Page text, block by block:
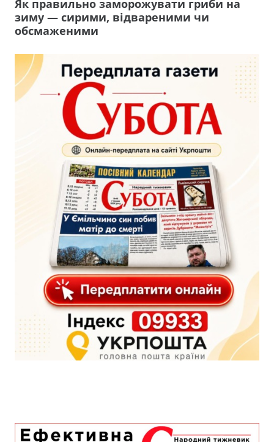
Як правильно заморожувати гриби на
зиму — сирими, відвареними чи
обсмаженими